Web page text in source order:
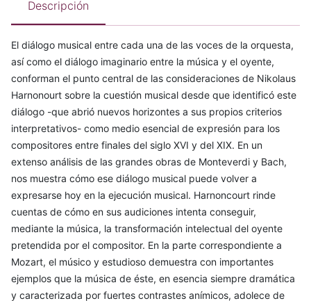
Descripción
El diálogo musical entre cada una de las voces de la orquesta,
así como el diálogo imaginario entre la música y el oyente,
conforman el punto central de las consideraciones de Nikolaus
Harnonourt sobre la cuestión musical desde que identificó este
diálogo -que abrió nuevos horizontes a sus propios criterios
interpretativos- como medio esencial de expresión para los
compositores entre finales del siglo XVI y del XIX. En un
extenso análisis de las grandes obras de Monteverdi y Bach,
nos muestra cómo ese diálogo musical puede volver a
expresarse hoy en la ejecución musical. Harnoncourt rinde
cuentas de cómo en sus audiciones intenta conseguir,
mediante la música, la transformación intelectual del oyente
pretendida por el compositor. En la parte correspondiente a
Mozart, el músico y estudioso demuestra con importantes
ejemplos que la música de éste, en esencia siempre dramática
y caracterizada por fuertes contrastes anímicos, adolece de